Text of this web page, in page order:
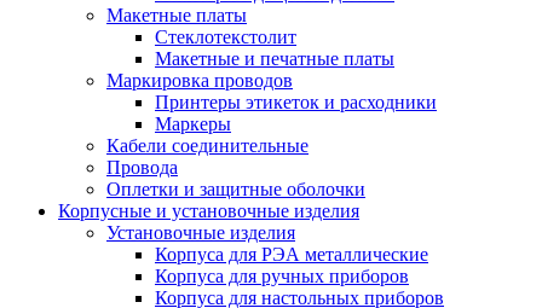
Макетные платы
Стеклотекстолит
Макетные и печатные платы
Маркировка проводов
Принтеры этикеток и расходники
Маркеры
Кабели соединительные
Провода
Оплетки и защитные оболочки
Корпусные и установочные изделия
Установочные изделия
Корпуса для РЭА металлические
Корпуса для ручных приборов
Корпуса для настольных приборов